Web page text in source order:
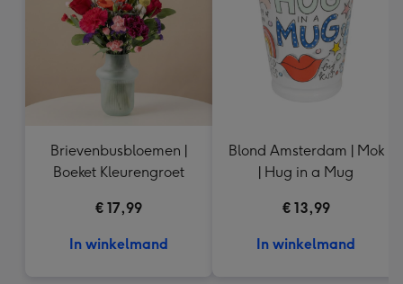
mm
Brievenbusbloemen |
Boeket Kleurengroet
€ 17,99
In winkelmand
Blond Amsterdam | Mok
| Hug in a Mug
€ 13,99
In winkelmand